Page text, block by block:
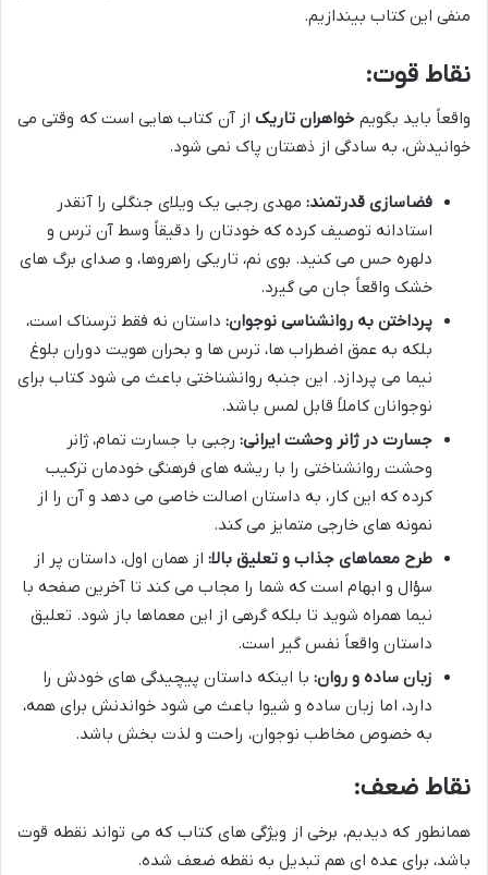
منفی این کتاب بیندازیم.
نقاط قوت:
واقعاً باید بگویم خواهران تاریک از آن کتاب هایی است که وقتی می
خوانیدش، به سادگی از ذهنتان پاک نمی شود.
فضاسازی قدرتمند: مهدی رجبی یک ویلای جنگلی را آنقدر
استادانه توصیف کرده که خودتان را دقیقاً وسط آن ترس و
دلهره حس می کنید. بوی نم، تاریکی راهروها، و صدای برگ های
خشک واقعاً جان می گیرد.
پرداختن به روانشناسی نوجوان: داستان نه فقط ترسناک است،
بلکه به عمق اضطراب ها، ترس ها و بحران هویت دوران بلوغ
نیما می پردازد. این جنبه روانشناختی باعث می شود کتاب برای
نوجوانان کاملاً قابل لمس باشد.
جسارت در ژانر وحشت ایرانی: رجبی با جسارت تمام، ژانر
وحشت روانشناختی را با ریشه های فرهنگی خودمان ترکیب
کرده که این کار، به داستان اصالت خاصی می دهد و آن را از
نمونه های خارجی متمایز می کند.
طرح معماهای جذاب و تعلیق بالا: از همان اول، داستان پر از
سؤال و ابهام است که شما را مجاب می کند تا آخرین صفحه با
نیما همراه شوید تا بلکه گرهی از این معماها باز شود. تعلیق
داستان واقعاً نفس گیر است.
زبان ساده و روان: با اینکه داستان پیچیدگی های خودش را
دارد، اما زبان ساده و شیوا باعث می شود خواندنش برای همه،
به خصوص مخاطب نوجوان، راحت و لذت بخش باشد.
نقاط ضعف:
همانطور که دیدیم، برخی از ویژگی های کتاب که می تواند نقطه قوت
باشد، برای عده ای هم تبدیل به نقطه ضعف شده.